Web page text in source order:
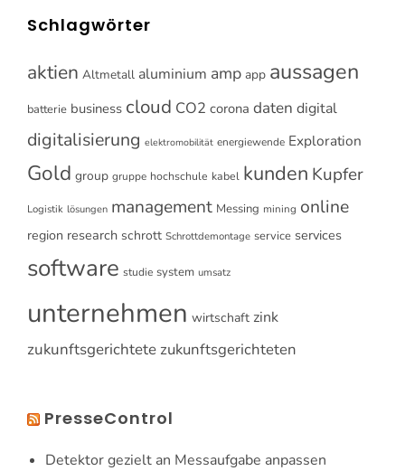
Schlagwörter
aktien Altmetall aluminium amp app aussagen
batterie business cloud CO2 corona daten digital
digitalisierung elektromobilität energiewende Exploration
Gold group gruppe hochschule kabel kunden Kupfer
Logistik lösungen management Messing mining online
region research schrott Schrottdemontage service services
software studie system umsatz
unternehmen wirtschaft zink
zukunftsgerichtete zukunftsgerichteten
PresseControl
Detektor gezielt an Messaufgabe anpassen